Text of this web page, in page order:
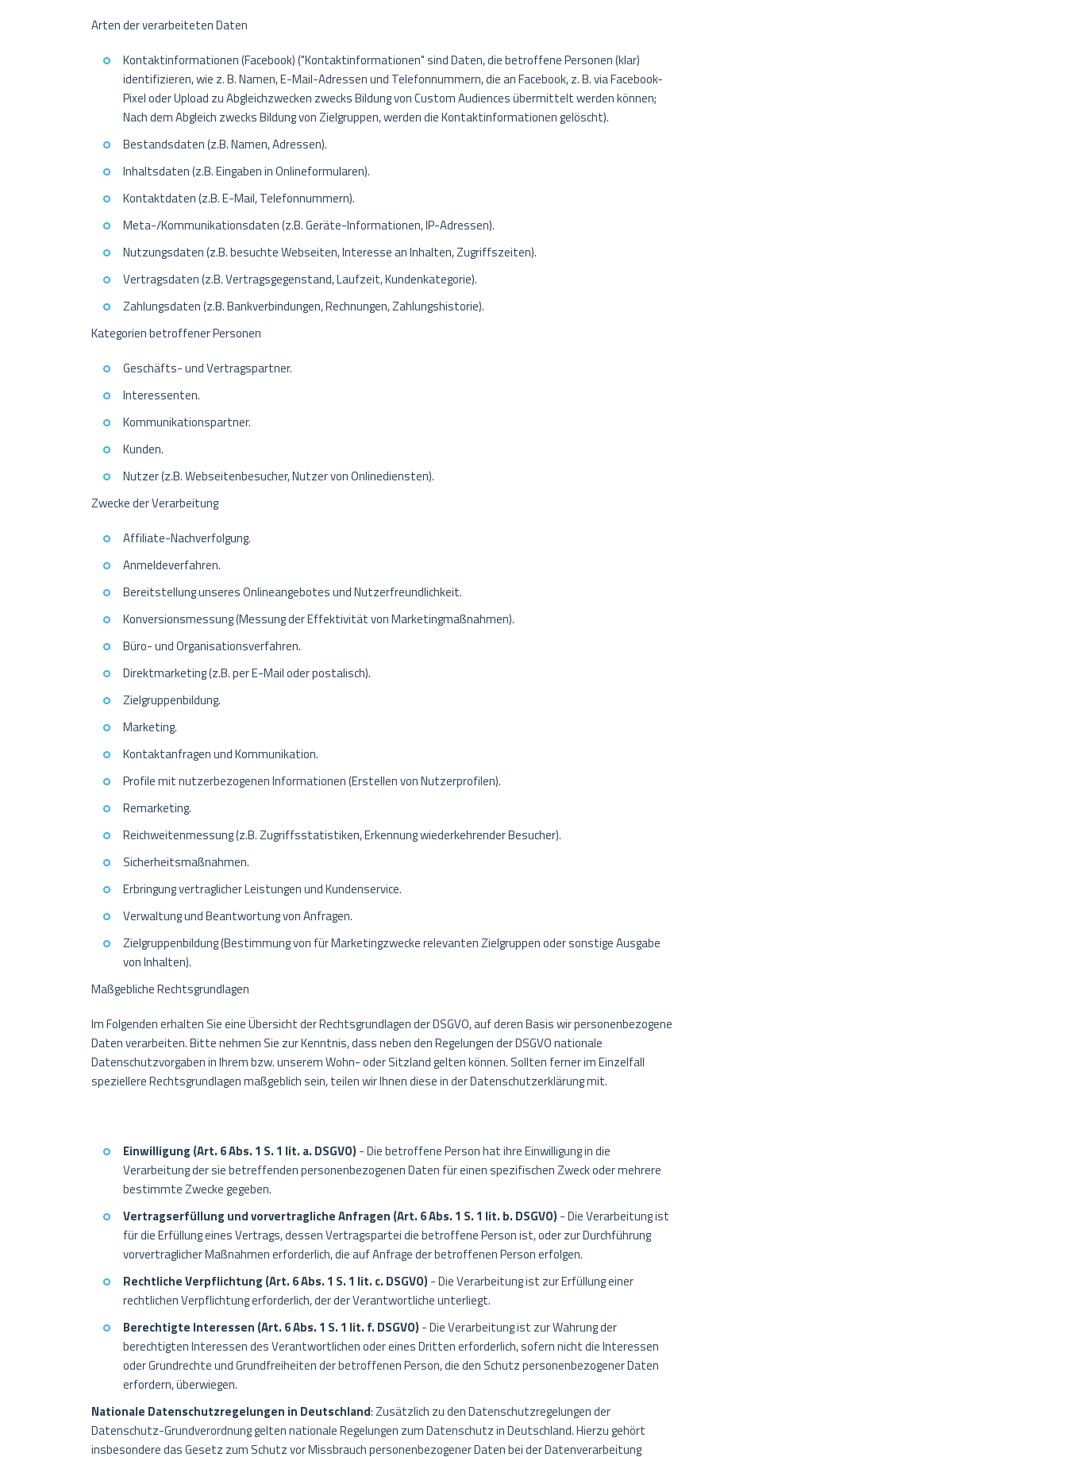
Arten der verarbeiteten Daten
Kontaktinformationen (Facebook) ("Kontaktinformationen" sind Daten, die betroffene Personen (klar)
identifizieren, wie z. B. Namen, E-Mail-Adressen und Telefonnummern, die an Facebook, z. B. via Facebook-
Pixel oder Upload zu Abgleichzwecken zwecks Bildung von Custom Audiences übermittelt werden können;
Nach dem Abgleich zwecks Bildung von Zielgruppen, werden die Kontaktinformationen gelöscht).
Bestandsdaten (z.B. Namen, Adressen).
Inhaltsdaten (z.B. Eingaben in Onlineformularen).
Kontaktdaten (z.B. E-Mail, Telefonnummern).
Meta-/Kommunikationsdaten (z.B. Geräte-Informationen, IP-Adressen).
Nutzungsdaten (z.B. besuchte Webseiten, Interesse an Inhalten, Zugriffszeiten).
Vertragsdaten (z.B. Vertragsgegenstand, Laufzeit, Kundenkategorie).
Zahlungsdaten (z.B. Bankverbindungen, Rechnungen, Zahlungshistorie).
Kategorien betroffener Personen
Geschäfts- und Vertragspartner.
Interessenten.
Kommunikationspartner.
Kunden.
Nutzer (z.B. Webseitenbesucher, Nutzer von Onlinediensten).
Zwecke der Verarbeitung
Affiliate-Nachverfolgung.
Anmeldeverfahren.
Bereitstellung unseres Onlineangebotes und Nutzerfreundlichkeit.
Konversionsmessung (Messung der Effektivität von Marketingmaßnahmen).
Büro- und Organisationsverfahren.
Direktmarketing (z.B. per E-Mail oder postalisch).
Zielgruppenbildung.
Marketing.
Kontaktanfragen und Kommunikation.
Profile mit nutzerbezogenen Informationen (Erstellen von Nutzerprofilen).
Remarketing.
Reichweitenmessung (z.B. Zugriffsstatistiken, Erkennung wiederkehrender Besucher).
Sicherheitsmaßnahmen.
Erbringung vertraglicher Leistungen und Kundenservice.
Verwaltung und Beantwortung von Anfragen.
Zielgruppenbildung (Bestimmung von für Marketingzwecke relevanten Zielgruppen oder sonstige Ausgabe
von Inhalten).
Maßgebliche Rechtsgrundlagen
Im Folgenden erhalten Sie eine Übersicht der Rechtsgrundlagen der DSGVO, auf deren Basis wir personenbezogene
Daten verarbeiten. Bitte nehmen Sie zur Kenntnis, dass neben den Regelungen der DSGVO nationale
Datenschutzvorgaben in Ihrem bzw. unserem Wohn- oder Sitzland gelten können. Sollten ferner im Einzelfall
speziellere Rechtsgrundlagen maßgeblich sein, teilen wir Ihnen diese in der Datenschutzerklärung mit.
Einwilligung (Art. 6 Abs. 1 S. 1 lit. a. DSGVO) - Die betroffene Person hat ihre Einwilligung in die
Verarbeitung der sie betreffenden personenbezogenen Daten für einen spezifischen Zweck oder mehrere
bestimmte Zwecke gegeben.
Vertragserfüllung und vorvertragliche Anfragen (Art. 6 Abs. 1 S. 1 lit. b. DSGVO) - Die Verarbeitung ist
für die Erfüllung eines Vertrags, dessen Vertragspartei die betroffene Person ist, oder zur Durchführung
vorvertraglicher Maßnahmen erforderlich, die auf Anfrage der betroffenen Person erfolgen.
Rechtliche Verpflichtung (Art. 6 Abs. 1 S. 1 lit. c. DSGVO) - Die Verarbeitung ist zur Erfüllung einer
rechtlichen Verpflichtung erforderlich, der der Verantwortliche unterliegt.
Berechtigte Interessen (Art. 6 Abs. 1 S. 1 lit. f. DSGVO) - Die Verarbeitung ist zur Wahrung der
berechtigten Interessen des Verantwortlichen oder eines Dritten erforderlich, sofern nicht die Interessen
oder Grundrechte und Grundfreiheiten der betroffenen Person, die den Schutz personenbezogener Daten
erfordern, überwiegen.
Nationale Datenschutzregelungen in Deutschland: Zusätzlich zu den Datenschutzregelungen der
Datenschutz-Grundverordnung gelten nationale Regelungen zum Datenschutz in Deutschland. Hierzu gehört
insbesondere das Gesetz zum Schutz vor Missbrauch personenbezogener Daten bei der Datenverarbeitung